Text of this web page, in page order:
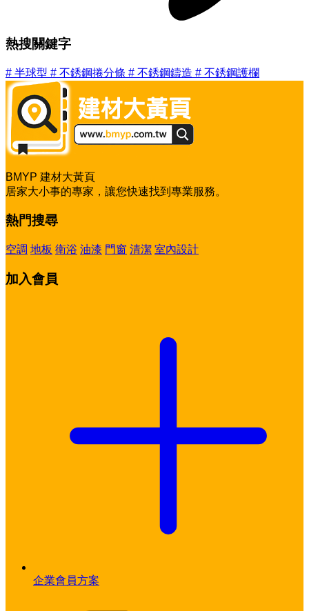
熱搜關鍵字
# 半球型 # 不銹鋼捲分條 # 不銹鋼鑄造 # 不銹鋼護欄
BMYP 建材大黃頁
居家大小事的專家，讓您快速找到專業服務。
熱門搜尋
空調 地板 衛浴 油漆 門窗 清潔 室內設計
加入會員
企業會員方案